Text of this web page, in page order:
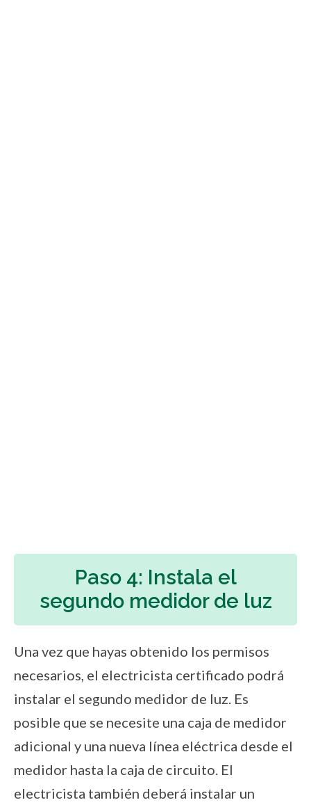
Paso 4: Instala el
segundo medidor de luz
Una vez que hayas obtenido los permisos
necesarios, el electricista certificado podrá
instalar el segundo medidor de luz. Es
posible que se necesite una caja de medidor
adicional y una nueva línea eléctrica desde el
medidor hasta la caja de circuito. El
electricista también deberá instalar un